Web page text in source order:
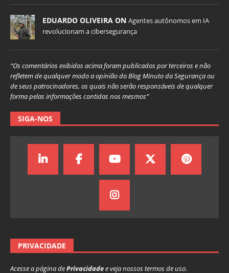
EDUARDO OLIVEIRA ON Agentes autônomos em IA
revolucionam a cibersegurança
“Os comentários exibidos acima foram publicados por terceiros e não
refletem de qualquer modo a opinião do Blog Minuto da Segurança ou
de seus patrocinadores, os quais não serão responsáveis de qualquer
forma pelas informações contidas nos mesmos”
SIGA-NOS
PRIVACIDADE
Acesse a página dePrivacidadee veja nossos termos de uso.